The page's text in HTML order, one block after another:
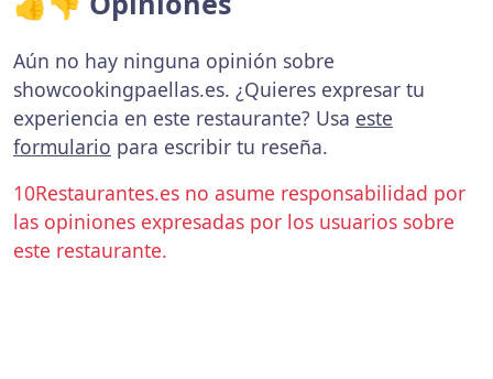
Aún no hay ninguna opinión sobre
showcookingpaellas.es. ¿Quieres expresar tu
experiencia en este restaurante? Usa este
formulario para escribir tu reseña.
10Restaurantes.es no asume responsabilidad por
las opiniones expresadas por los usuarios sobre
este restaurante.